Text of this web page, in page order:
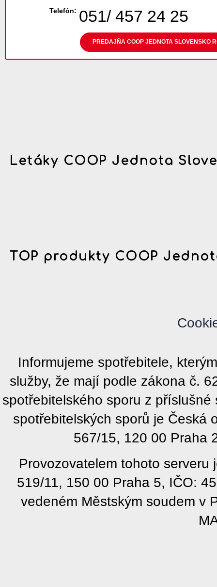
Telefón: 051/ 457 24 25
PREDAJŇA COOP JEDNOTA SLOVENSKO
Letáky COOP Jednota
TOP produkty COOP
Informujeme spotřebitele,
služby, že mají podle zákona č.
spotřebitelského sporu z
spotřebitelských sporů je Česká
567/15, 120 00 Praha
Provozovatelem tohoto
519/11, 150 00 Praha 5, IČO:
vedeném Městským soudem v